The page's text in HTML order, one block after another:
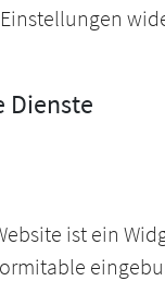
Dienste
ist ein